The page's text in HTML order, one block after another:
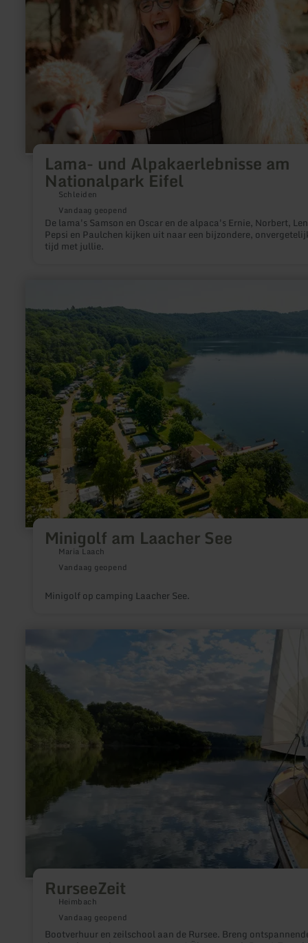
Lama- und Alpakaerlebnisse am
Nationalpark Eifel
Schleiden
Vandaag geopend
De lama's Samson en Oscar en de alpaca's Ernie, Norbert,
Pepsi en Paulchen kijken uit naar een bijzondere,
tijd met jullie.
am
Nationalpark
Minigolf am Laacher See
Maria Laach
Vandaag geopend
Minigolf op camping Laacher See.
over:
Minigolf
am
Laacher
See
RurseeZeit
Heimbach
Vandaag geopend
Bootverhuur en zeilschool aan de Rursee. Breng
informatie
RurseeZeit